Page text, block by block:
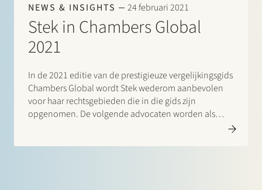
NEWS & INSIGHTS 24 februari 2021
Stek in Chambers Global
2021
In de 2021 editie van de prestigieuze vergelijkingsgids
Chambers Global wordt Stek wederom aanbevolen
voor haar rechtsgebieden die in die gids zijn
opgenomen. De volgende advocaten worden als